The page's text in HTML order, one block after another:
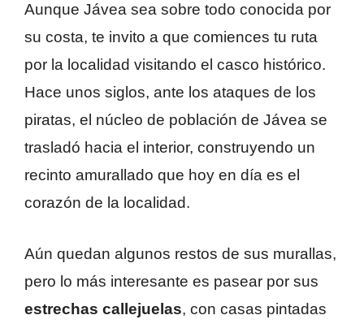
Aunque Jávea sea sobre todo conocida por
su costa, te invito a que comiences tu ruta
por la localidad visitando el casco histórico.
Hace unos siglos, ante los ataques de los
piratas, el núcleo de población de Jávea se
trasladó hacia el interior, construyendo un
recinto amurallado que hoy en día es el
corazón de la localidad.
Aún quedan algunos restos de sus murallas,
pero lo más interesante es pasear por sus
estrechas callejuelas, con casas pintadas